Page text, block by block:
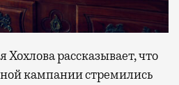
рассказывает, что
кампании стремились